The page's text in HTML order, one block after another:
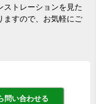
ストレーションを見た
ますので、お気軽にご
問い合わせる